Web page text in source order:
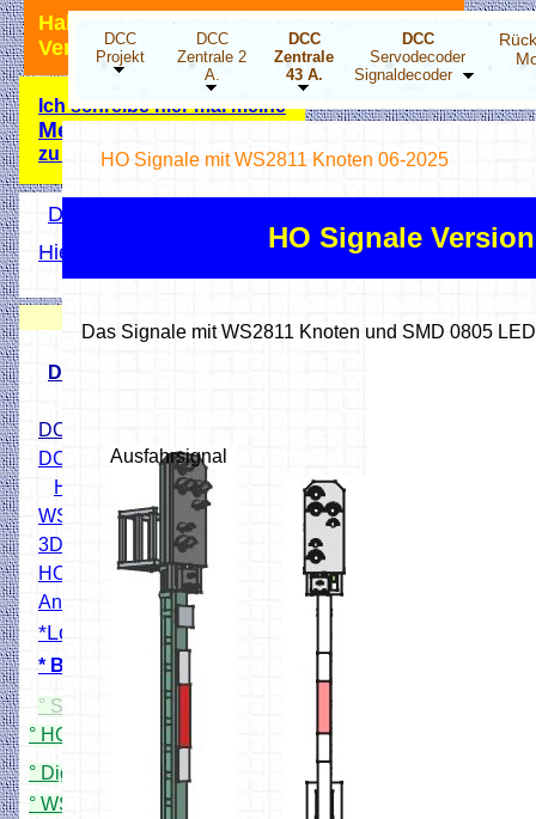
Hallo Modellbahnfreunde, ich bin für
Verbesserungsvorschläge dankbar.
Ich schreibe hier mal meine
Meinung
zu der Energiewende!
DCC
Projekt
DCC
Zentrale 2
A.
DCC
Zentrale
43 A.
DCC
Servodecoder
Signaldecoder
DCC Projekt Übersicht
Hier wird ihnen geholfen
Hobbyprog Forum
DCC Drehscheibensteper
DCC 4 fach Stepper-Decoder
DCC LED Decoder ESP32
HO Lichtsignale 3D Druck
WS2811 X3 Addapter
3D Modelle Drucken
HO Bahnübergang Projekt
Andreaskreuz Blinkmodul
*Lokscanner
* Bahnschrankendecoder
° Simpel DCC Booster
° HO Signale mit WS2811
° Digital PWM Trafo (Rocrail)
° WS2811 24X Adapterplatine
HO Signale
Das Signale mit WS2811 Knoten und SMD 0805
Ausfahrsignal
HO Signale mit WS2811 Knoten 06-2025